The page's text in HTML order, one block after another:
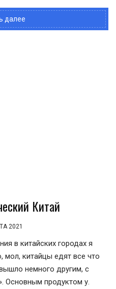
далее
Китай
2021
в китайских городах я
мол, китайцы едят все что
немного другим, с
Основным продуктом у.